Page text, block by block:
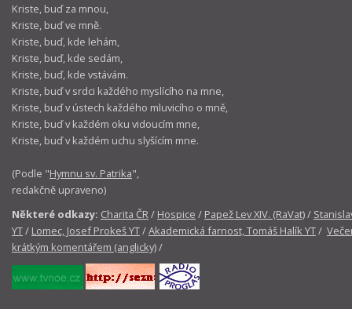
Kriste, buď za mnou,
Kriste, buď ve mně.
Kriste, buď, kde lehám,
Kriste, buď, kde sedám,
Kriste, buď, kde vstávám.
Kriste, buď v srdci každého myslícího na mne,
Kriste, buď v ústech každého mluvicího o mně,
Kriste, buď v každém oku vidoucím mne,
Kriste, buď v každém uchu slyšícím mne.
(Podle "Hymnu sv. Patrika",
redakčně upraveno)
Některé odkazy: Charita ČR/ Hospice / Papež Lev XIV. (RaVat)/
YT/ Lomec, Josef Prokeš YT/Akademická farnost, Tomáš Halík YT/
krátkým komentářem (anglicky)/